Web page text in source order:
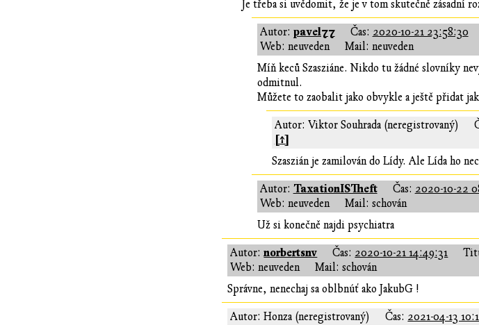
Je třeba si uvědomit, že je v tom skutečně zásadní
Autor: pavel77 Čas: 2020-10-21 23:58:30
Web: neuveden
Mail: neuveden
Míň keců Szasziáne. Nikdo tu žádné slovníky
odmitnul.
Můžete to zaobalit jako obvykle a ještě přidat
Autor: Viktor Souhrada (neregistrovaný)
[↑]
Szaszián je zamilován do Lídy. Ale Lída ho
Autor: TaxationISTheft Čas: 2020-10-22
Web: neuveden
Mail: schován
Už si konečně najdi psychiatra
Autor:norbertsnv Čas: 2020-10-21 14:49:31
Web: neuveden
Mail: schován
Správne, nenechaj sa oblbnúť ako JakubG !
Autor: Honza (neregistrovaný) Čas: 2021-04-13